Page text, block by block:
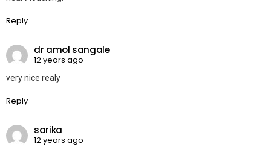
Reply
dr amol sangale
12 years ago
very nice realy
Reply
sarika
12 years ago